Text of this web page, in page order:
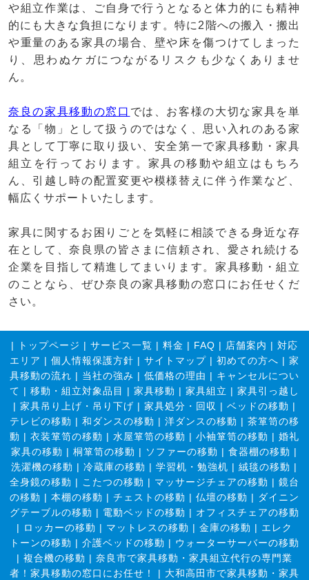
や組立作業は、ご自身で行うとなると体力的にも精神
的にも大きな負担になります。特に2階への搬入・搬出
や重量のある家具の場合、壁や床を傷つけてしまった
り、思わぬケガにつながるリスクも少なくありませ
ん。
奈良の家具移動の窓口 では、お客様の大切な家具を単
なる「物」として扱うのではなく、思い入れのある家
具として丁寧に取り扱い、安全第一で家具移動・家具
組立を行っております。家具の移動や組立はもちろ
ん、引越し時の配置変更や模様替えに伴う作業など、
幅広くサポートいたします。
家具に関するお困りごとを気軽に相談できる身近な存
在として、奈良県の皆さまに信頼され、愛され続ける
企業を目指して精進してまいります。家具移動・組立
のことなら、ぜひ奈良の家具移動の窓口にお任せくだ
さい。
| トップページ | サービス一覧 | 料金 | FAQ | 店舗案内 | 対応
エリア | 個人情報保護方針 | サイトマップ| 初めての方へ | 家
具移動の流れ | 当社の強み | 低価格の理由 | キャンセルについ
て | 移動・組立対象品目 | 家具移動 | 家具組立 | 家具引っ越し
| 家具吊り上げ・吊り下げ | 家具処分・回収 | ベッドの移動 |
テレビの移動 | 和ダンスの移動 | 洋ダンスの移動 | 茶箪笥の移
動 | 衣装箪笥の移動 | 水屋箪笥の移動 | 小袖箪笥の移動 | 婚礼
家具の移動 | 桐箪笥の移動 | ソファーの移動 | 食器棚の移動 |
洗濯機の移動 | 冷蔵庫の移動 | 学習机・勉強机 | 絨毯の移動 |
全身鏡の移動 | こたつの移動 | マッサージチェアの移動 | 鏡台
の移動 | 本棚の移動 | チェストの移動 | 仏壇の移動 | ダイニン
グテーブルの移動 | 電動ベッドの移動 | オフィスチェアの移動
| ロッカーの移動 | マットレスの移動 | 金庫の移動 | エレク
トーンの移動 | 介護ベッドの移動 | ウォーターサーバーの移動
| 複合機の移動 | 奈良市で家具移動・家具組立代行の専門業
者！家具移動の窓口にお任せ！
| 大和高田市で家具移動・家具